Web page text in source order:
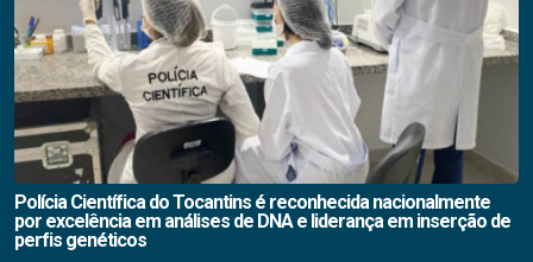
Polícia Científica do Tocantins é reconhecida nacionalmente
por excelência em análises de DNA e liderança em inserção de
perfis genéticos